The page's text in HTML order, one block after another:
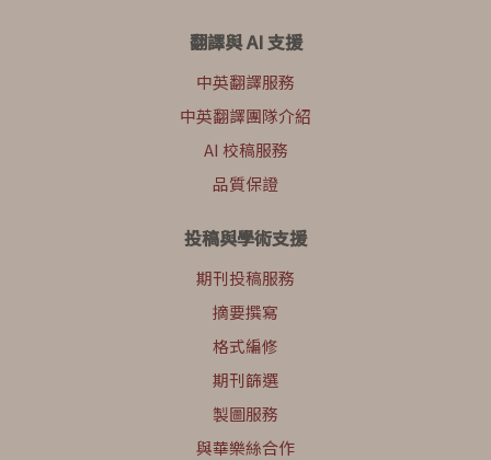
翻譯與 AI 支援
中英翻譯服務
中英翻譯團隊介紹
AI 校稿服務
品質保證
投稿與學術支援
期刊投稿服務
摘要撰寫
格式編修
期刊篩選
製圖服務
與華樂絲合作